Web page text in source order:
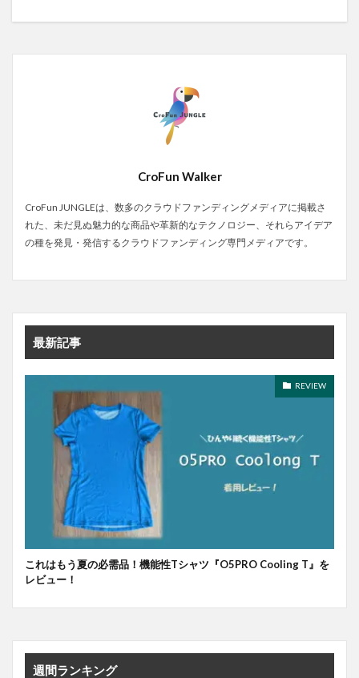
CroFun Walker
CroFun JUNGLEは、数多のクラウドファンディングメディアに掲載さ
れた、未だ見ぬ魅力的な商品や革新的なテクノロジー、それらアイデア
の種を発見・発信するクラウドファンディング専門メディアです。
最新記事
REVIEW
これはもう夏の必需品！機能性Tシャツ『O5PRO Cooling T』を
レビュー！
週間ランキング